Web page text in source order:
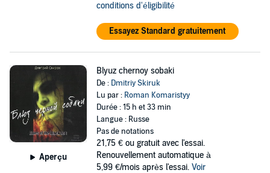
conditions d'éligibilité
Essayez Standard gratuitement
Aperçu
Blyuz chernoy sobaki
De : Dmitriy Skiruk
Lu par : Roman Komaristyy
Durée : 15 h et 33 min
Langue : Russe
Pas de notations
21,75 € ou gratuit avec l'essai.
Renouvellement automatique à
5,99 €/mois après l'essai. Voir